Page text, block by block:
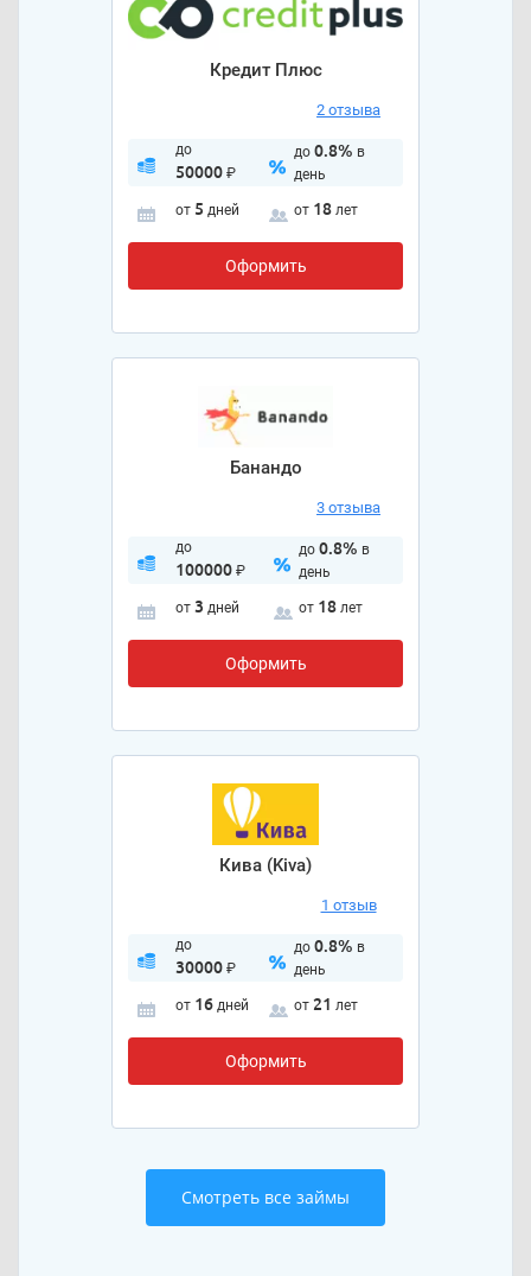
Кредит Плюс
2 отзыва
до
50000₽
до 0.8% в
день
от 5 дней от 18 лет
Оформить
Банандо
3 отзыва
до
100000₽
до 0.8% в
день
от 3 дней от 18 лет
Оформить
Кива (Kiva)
1 отзыв
до
30000₽
до 0.8% в
день
от 16 дней от 21 лет
Оформить
Смотреть все займы